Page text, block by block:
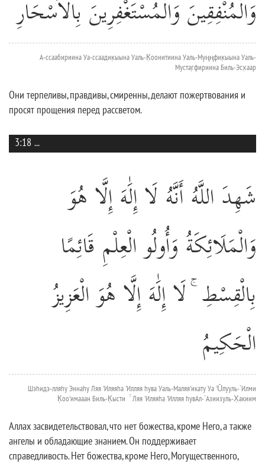
وَالْمُنْفِقِينَ وَالْمُسْتَغْفِرِينَ بِالْأَسْحَارِ
А-ссаабириина Уа-ссаадик̣ыына Уаль-К̣оонитиина Уаль-Муңңфик̣ыына Уаль-
Мустаг̣фириина Биль-Эсх̣аар
Они терпеливы, правдивы, смиренны, делают пожертвования и
просят прощения перед рассветом.
3:18 ...
شَهِدَ اللَّهُ أَنَّهُ لَا إِلَٰهَ إِلَّا هُوَ
وَالْمَلَائِكَةُ وَأُولُو الْعِلْمِ قَائِمًا
بِالْقِسْطِ ۚ لَا إِلَٰهَ إِلَّا هُوَ الْعَزِيزُ
الْحَكِيمُ
Шэhидэ-лляhу Эннаhу Ляя 'Иляяhа 'Илляя hува Уаль-Маляя'икату Уа 'Ūлууль-`Илми
К̣оо'имааан Биль-К̣ысти ۚ Ляя 'Иляяhа 'Илляя hувАл-`Азиизуль-Х̣акиим
Аллах засвидетельствовал, что нет божества, кроме Него, а также
ангелы и обладающие знанием. Он поддерживает
справедливость. Нет божества, кроме Него, Могущественного,